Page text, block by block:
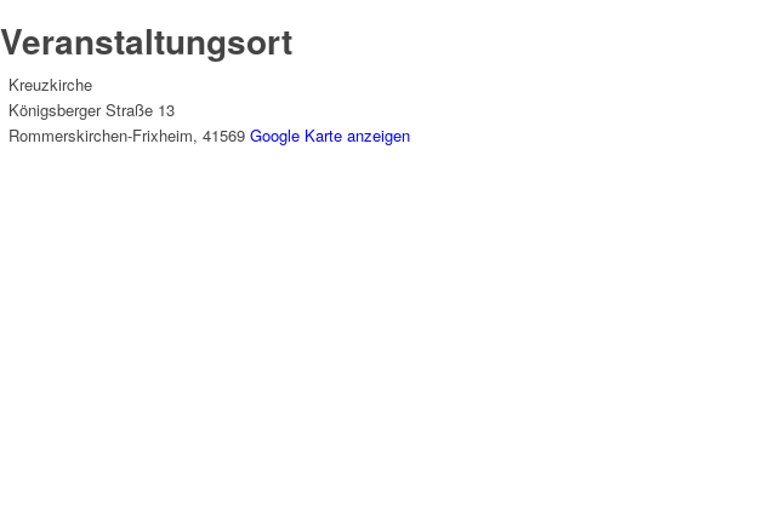
Veranstaltungsort
Kreuzkirche
Königsberger Straße 13
Rommerskirchen-Frixheim, 41569 Google Karte anzeigen